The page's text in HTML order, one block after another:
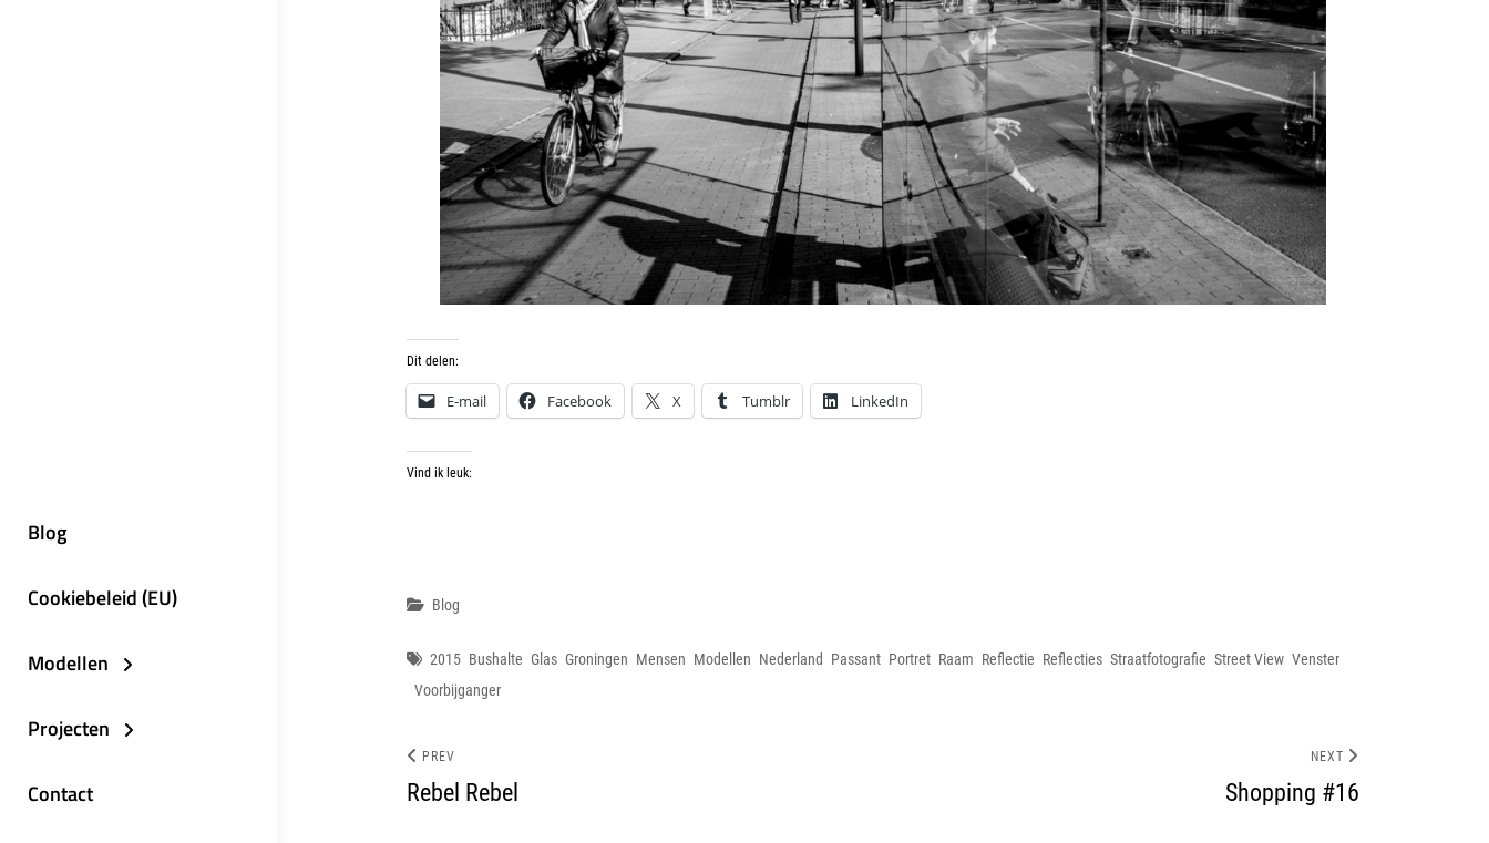
Blog
Cookiebeleid (EU)
Modellen
Projecten
Contact
Dit delen:
E-mail Facebook X Tumblr LinkedIn
Vind ik leuk:
Categories
Blog
Tags
2015 Bushalte Glas Groningen Mensen Modellen Nederland Passant Portret Raam Reflectie Reflecties Straatfotografie Street View Venster
Voorbijganger
PREV
Rebel Rebel
NEXT
Shopping #16